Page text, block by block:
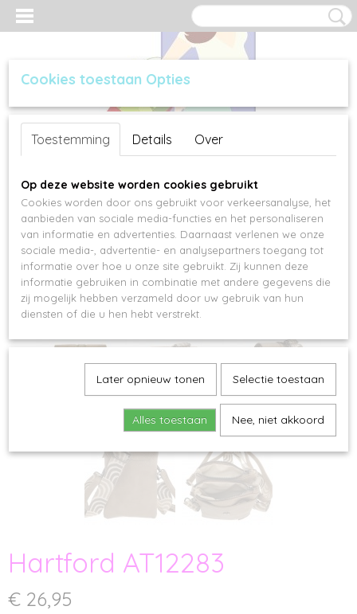
Inloggen Registreren
Hartford AT12283
€ 26,95
Cookies toestaan Opties
Toestemming Details Over
Op deze website worden cookies gebruikt
Cookies worden door ons gebruikt voor verkeersanalyse, het
aanbieden van sociale media-functies en het personaliseren
van informatie en advertenties. Daarnaast verlenen we onze
sociale media-, advertentie- en analysepartners toegang tot
informatie over hoe u onze site gebruikt. Zij kunnen deze
informatie gebruiken in combinatie met andere gegevens die
zij mogelijk hebben verzameld door uw gebruik van hun
diensten of die u hen hebt verstrekt.
Later opnieuw tonen Selectie toestaan
Alles toestaan Nee, niet akkoord